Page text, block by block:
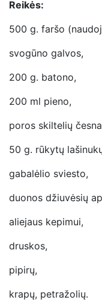
Reikės:
500 g. faršo
svogūno galvos,
200 g. batono,
200 ml pieno,
poros skiltelių
50 g. rūkytų
gabalėlio sviesto,
duonos džiuvėsių
aliejaus kepimui,
druskos,
pipirų,
krapų, petražolių.